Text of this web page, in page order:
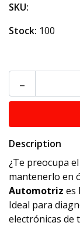
SKU:
Stock: 100
-
Description
¿Te preocupa
mantenerlo en
Automotriz es
Ideal para
electrónicas de